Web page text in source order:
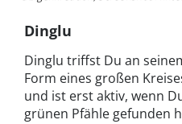
Dinglu
Dinglu triffst Du an
Form eines großen
und ist erst aktiv, wenn
grünen Pfähle gefunden